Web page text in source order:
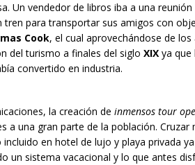
Un vendedor de libros iba a una reunión
para transportar sus amigos con
Cook, el cual aprovechándose de los
del turismo a finales del siglo XIX ya que
convertido en industria.
la creación de inmensos tour
a una gran parte de la población. Cruzar
en hotel de lujo y playa privada
un sistema vacacional y lo que antes